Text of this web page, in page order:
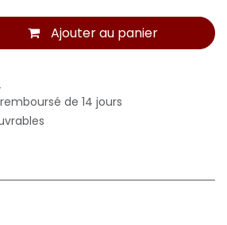
Ajouter au panier
de 14 jours